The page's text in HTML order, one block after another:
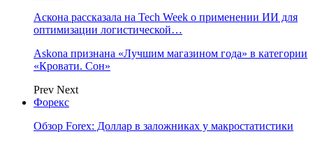
Аскона рассказала на Tech Week о применении ИИ для
оптимизации логистической…
Askona признана «Лучшим магазином года» в категории
«Кровати. Сон»
Prev Next
Форекс
Обзор Forex: Доллар в заложниках у макростатистики